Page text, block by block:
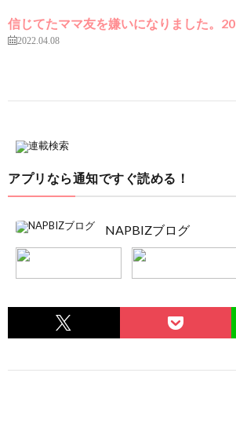
信じてたママ友を嫌いになりました。20
2022.04.08
アプリなら通知ですぐ読める！
NAPBIZブログ